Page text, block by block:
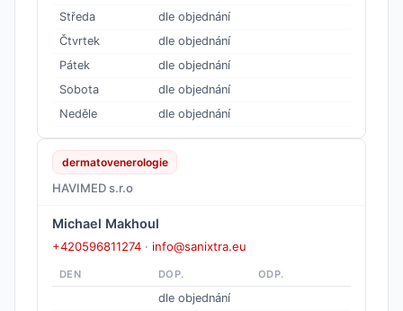
Středa
dle objednání
Čtvrtek
dle objednání
Pátek
dle objednání
Sobota
dle objednání
Neděle
dle objednání
dermatovenerologie
HAVIMED s.r.o
Michael Makhoul
+420596811274 · info@sanixtra.eu
DEN DOP. ODP.
dle objednání